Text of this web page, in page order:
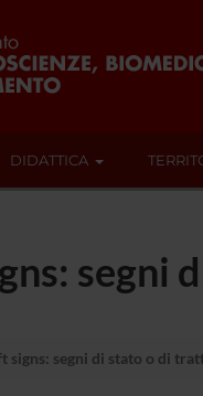
DIDATTICA
segni
signs: segni di stato o di